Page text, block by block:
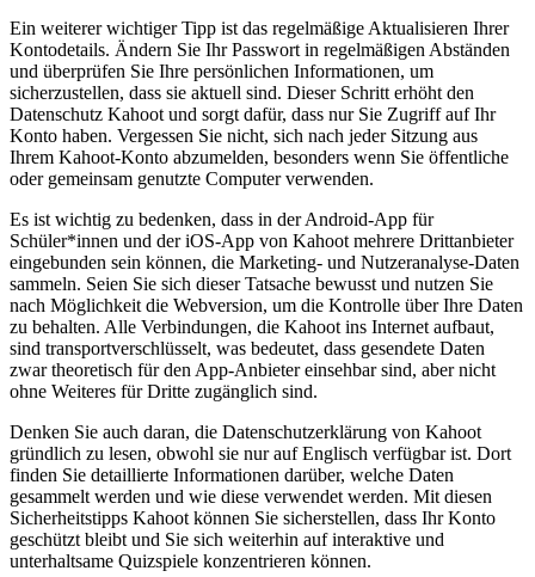
Ein weiterer wichtiger Tipp ist das regelmäßige Aktualisieren Ihrer
Kontodetails. Ändern Sie Ihr Passwort in regelmäßigen Abständen
und überprüfen Sie Ihre persönlichen Informationen, um
sicherzustellen, dass sie aktuell sind. Dieser Schritt erhöht den
Datenschutz Kahoot und sorgt dafür, dass nur Sie Zugriff auf Ihr
Konto haben. Vergessen Sie nicht, sich nach jeder Sitzung aus
Ihrem Kahoot-Konto abzumelden, besonders wenn Sie öffentliche
oder gemeinsam genutzte Computer verwenden.
Es ist wichtig zu bedenken, dass in der Android-App für
Schüler*innen und der iOS-App von Kahoot mehrere Drittanbieter
eingebunden sein können, die Marketing- und Nutzeranalyse-Daten
sammeln. Seien Sie sich dieser Tatsache bewusst und nutzen Sie
nach Möglichkeit die Webversion, um die Kontrolle über Ihre Daten
zu behalten. Alle Verbindungen, die Kahoot ins Internet aufbaut,
sind transportverschlüsselt, was bedeutet, dass gesendete Daten
zwar theoretisch für den App-Anbieter einsehbar sind, aber nicht
ohne Weiteres für Dritte zugänglich sind.
Denken Sie auch daran, die Datenschutzerklärung von Kahoot
gründlich zu lesen, obwohl sie nur auf Englisch verfügbar ist. Dort
finden Sie detaillierte Informationen darüber, welche Daten
gesammelt werden und wie diese verwendet werden. Mit diesen
Sicherheitstipps Kahoot können Sie sicherstellen, dass Ihr Konto
geschützt bleibt und Sie sich weiterhin auf interaktive und
unterhaltsame Quizspiele konzentrieren können.